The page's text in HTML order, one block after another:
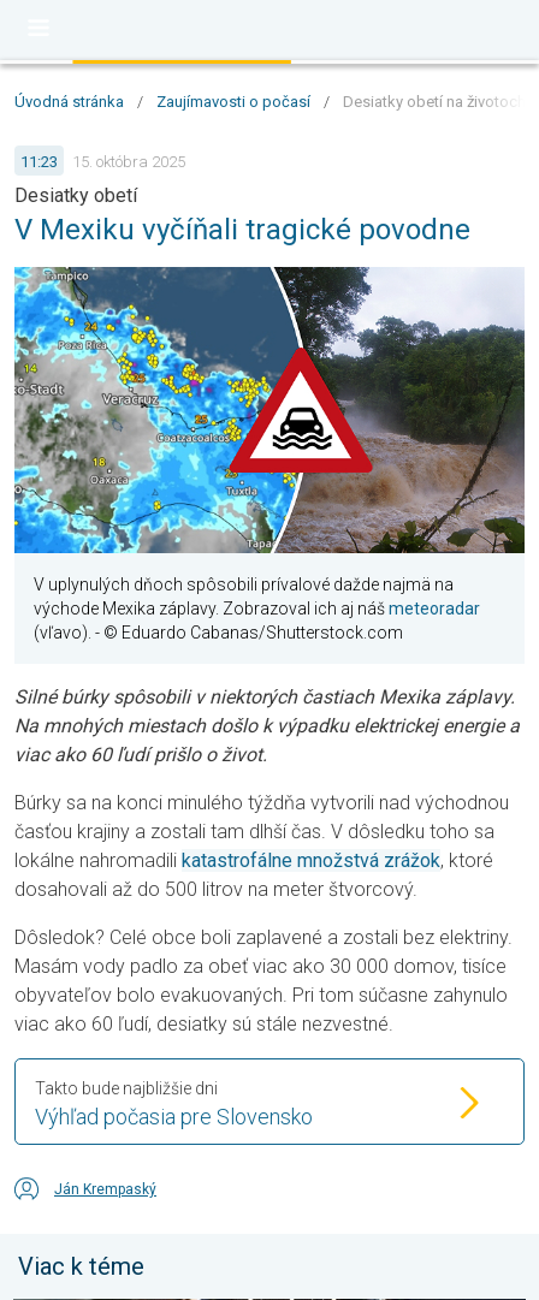
Úvodná stránka / Zaujímavosti o počasí / Desiatky obetí na životoch:
11:23 15. októbra 2025
Desiatky obetí
V Mexiku vyčíňali tragické povodne
V uplynulých dňoch spôsobili prívalové dažde najmä na
východe Mexika záplavy. Zobrazoval ich aj nášmeteoradar
(vľavo). - © Eduardo Cabanas/Shutterstock.com
Silné búrky spôsobili v niektorých častiach Mexika záplavy.
Na mnohých miestach došlo k výpadku elektrickej energie a
viac ako 60 ľudí prišlo o život.
Búrky sa na konci minulého týždňa vytvorili nad východnou
časťou krajiny a zostali tam dlhší čas. V dôsledku toho sa
lokálne nahromadili katastrofálne množstvá zrážok, ktoré
dosahovali až do 500 litrov na meter štvorcový.
Dôsledok? Celé obce boli zaplavené a zostali bez elektriny.
Masám vody padlo za obeť viac ako 30 000 domov, tisíce
obyvateľov bolo evakuovaných. Pri tom súčasne zahynulo
viac ako 60 ľudí, desiatky sú stále nezvestné.
Výhľad počasia pre Slovensko
Takto bude najbližšie dni
Ján Krempaský
Viac k téme